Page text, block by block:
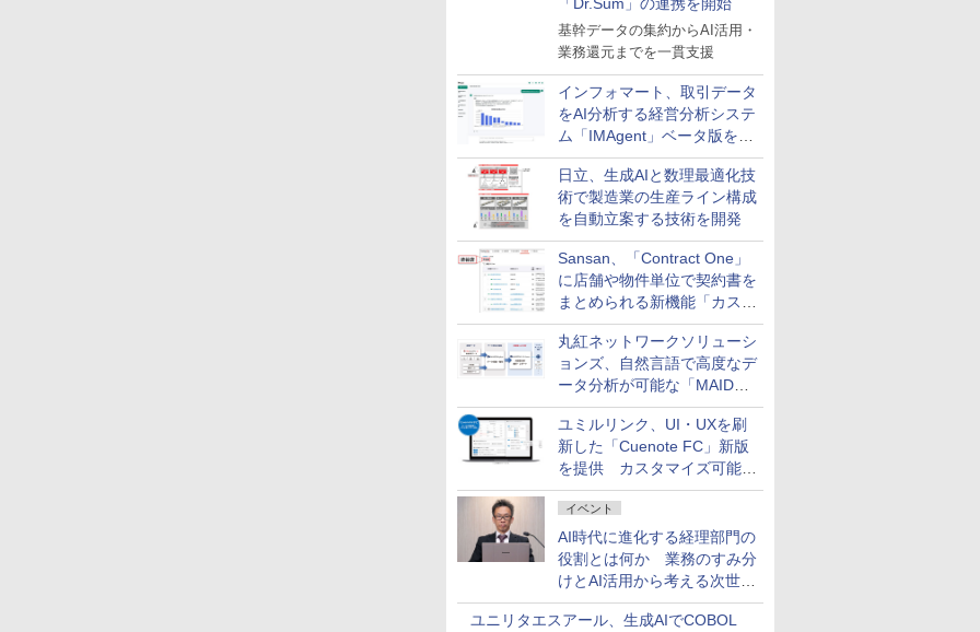
基幹データの集約からAI活用・
業務還元までを一貫支援
インフォマート、取引データ
をAI分析する経営分析システ
ム「IMAgent」ベータ版を提
供
日立、生成AIと数理最適化技
術で製造業の生産ライン構成
を自動立案する技術を開発
Sansan、「Contract One」
に店舗や物件単位で契約書を
まとめられる新機能「カスタ
ム契約ツリー」を追加
丸紅ネットワークソリューシ
ョンズ、自然言語で高度なデ
ータ分析が可能な「MAIDOA
AI ASSIST」を9月より提供
ユミルリンク、UI・UXを刷
新した「Cuenote FC」新版
を提供 カスタマイズ可能な
ダッシュボード画面を搭載
イベント
AI時代に進化する経理部門の
役割とは何か 業務のすみ分
けとAI活用から考える次世代
ファイナンス戦略
ユニリタエスアール、生成AIでCOBOL